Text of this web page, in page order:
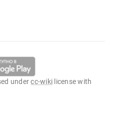
undercc-wiki license with